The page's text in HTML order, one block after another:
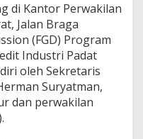
di Kantor Perwakilan
Jalan Braga
(FGD) Program
Industri Padat
oleh Sekretaris
Suryatman,
dan perwakilan